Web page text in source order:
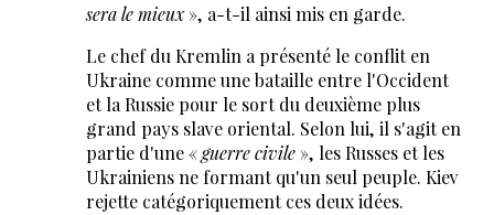
sera le mieux», a-t-il ainsi mis en garde.
Le chef du Kremlin a présenté le conflit en
Ukraine comme une bataille entre l'Occident
et la Russie pour le sort du deuxième plus
grand pays slave oriental. Selon lui, il s'agit en
partie d'une «guerre civile», les Russes et les
Ukrainiens ne formant qu'un seul peuple. Kiev
rejette catégoriquement ces deux idées.